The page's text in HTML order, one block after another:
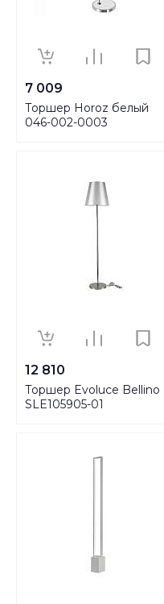
7 009
Торшер Horoz белый
046-002-0003
12 810
Торшер Evoluce Bellino
SLE105905-01